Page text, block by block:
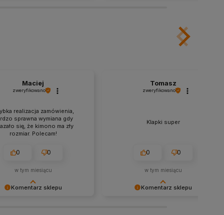
pozdrowieniami, obsługa sklepu.
Komentarz sklepu
Maciej
zweryfikowano
realizacja zamówienia,
sprawna wymiana gdy
się, że kimono ma zły
rozmiar. Polecam!
0 0
w tym miesiącu
Komentarz sklepu
Tomasz
zweryfikowano
Klapki super
0 0
w tym miesiącu